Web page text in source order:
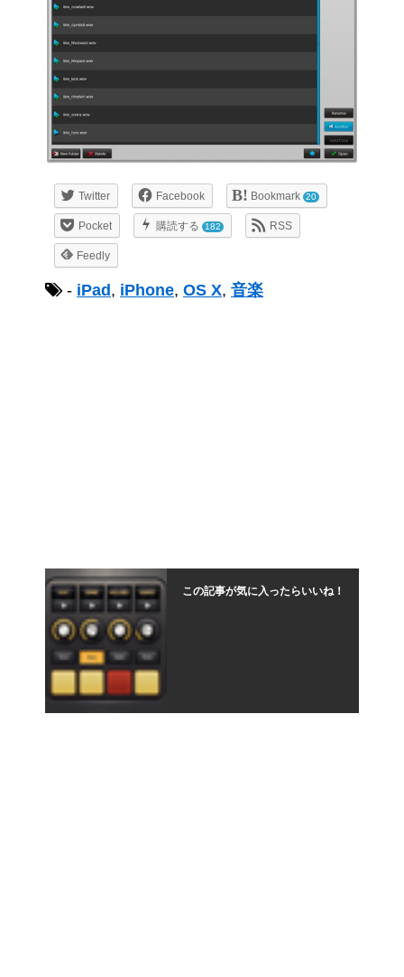
Twitter Facebook Bookmark 20
Pocket 購読する 182 RSS
Feedly
- iPad, iPhone, OS X, 音楽
この記事が気に入ったらいいね！